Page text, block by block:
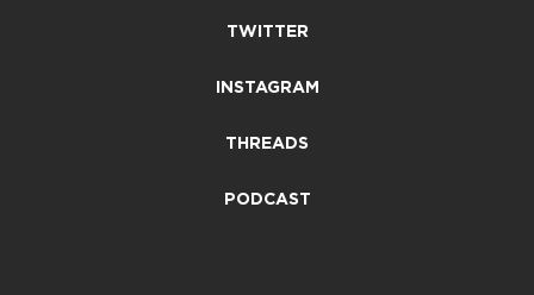
TWITTER
INSTAGRAM
THREADS
PODCAST